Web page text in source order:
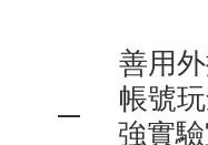
善用
帳號
強實